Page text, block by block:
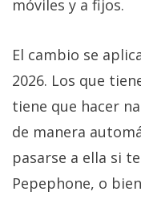
móviles y a fijos.
El cambio se
2026. Los que
tiene que hacer
de manera
pasarse a ella si
Pepephone, o